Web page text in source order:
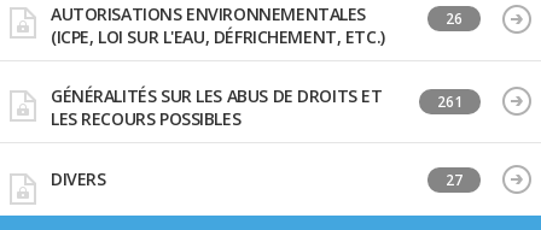
AUTORISATIONS ENVIRONNEMENTALES
(ICPE, LOI SUR L'EAU, DÉFRICHEMENT, ETC.)
26
GÉNÉRALITÉS SUR LES ABUS DE DROITS ET
LES RECOURS POSSIBLES
261
DIVERS 27